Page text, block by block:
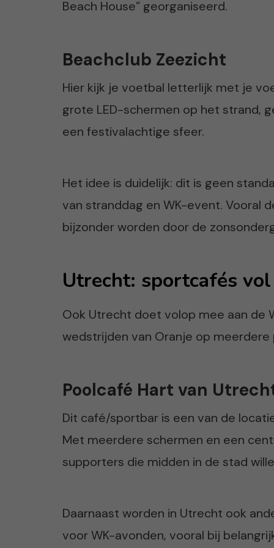
Beach House” georganiseerd.
Beachclub Zeezicht
Hier kijk je voetbal letterlijk met je
grote LED-schermen op het strand,
een festivalachtige sfeer.
Het idee is duidelijk: dit is geen
van stranddag en WK-event. Vooral
bijzonder worden door de
Utrecht: sportcafés
Ook Utrecht doet volop mee aan de
wedstrijden van Oranje op
Poolcafé Hart van
Dit café/sportbar is een van de
Met meerdere schermen en een
supporters die midden in de stad
Daarnaast worden in Utrecht ook
voor WK-avonden, vooral bij